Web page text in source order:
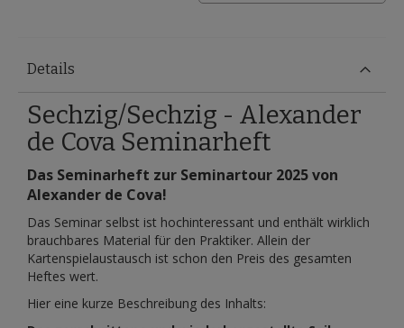
Details
Sechzig/Sechzig - Alexander
de Cova Seminarheft
Das Seminarheft zur Seminartour 2025 von
Alexander de Cova!
Das Seminar selbst ist hochinteressant und enthält wirklich
brauchbares Material für den Praktiker. Allein der
Kartenspielaustausch ist schon den Preis des gesamten
Heftes wert.
Hier eine kurze Beschreibung des Inhalts: